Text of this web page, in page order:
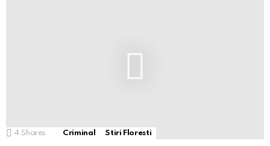
4 Shares Criminal Stiri Floresti